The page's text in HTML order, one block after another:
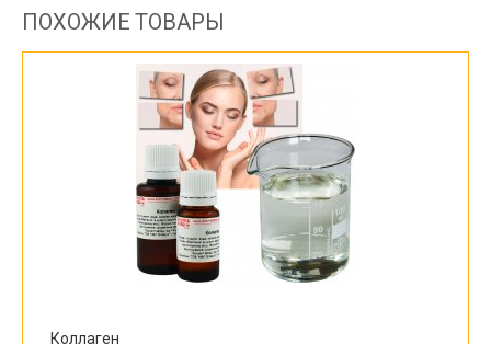
ПОХОЖИЕ ТОВАРЫ
Коллаген